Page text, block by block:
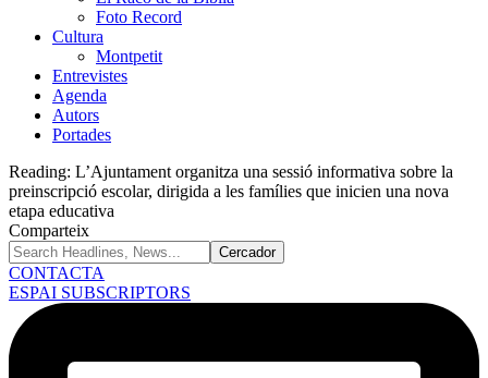
Foto Record
Cultura
Montpetit
Entrevistes
Agenda
Autors
Portades
Reading: L’Ajuntament organitza una sessió informativa sobre la
preinscripció escolar, dirigida a les famílies que inicien una nova
etapa educativa
Comparteix
CONTACTA
ESPAI SUBSCRIPTORS